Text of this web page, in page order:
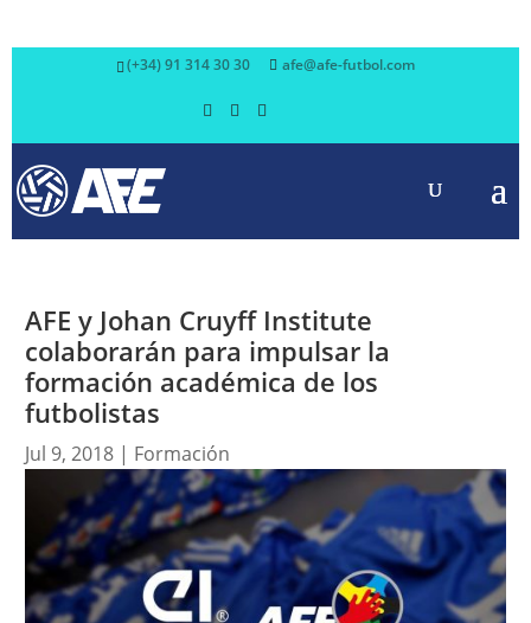
(+34) 91 314 30 30 afe@afe-futbol.com
AFE y Johan Cruyff Institute
colaborarán para impulsar la
formación académica de los
futbolistas
Jul 9, 2018| Formación